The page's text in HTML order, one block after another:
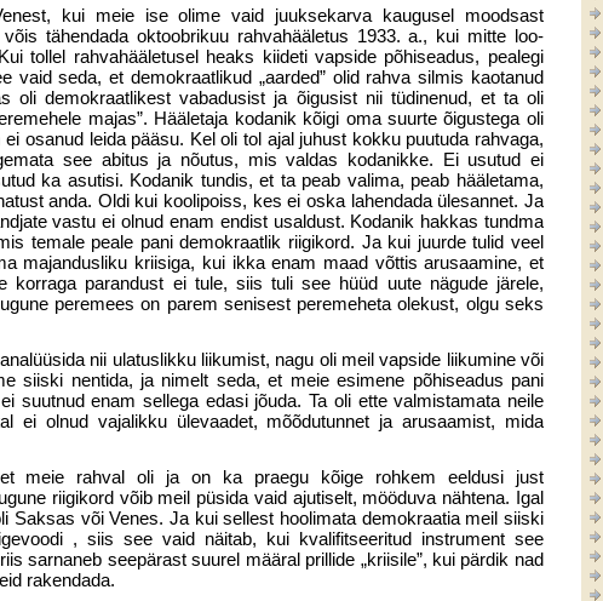
kui meie ise olime vaid juuksekarva kaugusel moodsast
tähendada oktoobrikuu rahvahääletus 1933. a., kui mitte loo­
tollel rahvahääletusel heaks kiideti vapside põhiseadus, pealegi
vaid seda, et demokraatlikud „aarded” olid rahva silmis kaotanud
oli demokraatlikest vabadusist ja õigusist nii tüdinenud, et ta oli
majas”. Hääletaja kodanik kõigi oma suurte õigus­tega oli
osanud leida pääsu. Kel oli tol ajal juhust kokku puutuda rahvaga,
see abitus ja nõutus, mis valdas kodanikke. Ei usutud ei
ka asutisi. Kodanik tundis, et ta peab valima, peab hääletama,
anda. Oldi kui koolipoiss, kes ei oska lahen­dada ülesannet. Ja
vastu ei olnud enam endist usaldust. Kodanik hakkas tundma
temale peale pani demokraatlik riigi­kord. Ja kui juurde tulid veel
majandusliku kriisiga, kui ikka enam maad võttis arusaamine, et
parandust ei tule, siis tuli see hüüd uute nägude järele,
peremees on parem senisest peremeheta olekust, olgu seks
nii ulatuslikku liikumist, nagu oli meil vapside liikumine või
siiski nentida, ja nimelt seda, et meie esimene põhi­seadus pani
suutnud enam sellega edasi jõuda. Ta oli ette valmistamata neile
ei olnud vajalikku ülevaadet, mõõdutunnet ja arusaamist, mida
meie rahval oli ja on ka praegu kõige rohkem eeldusi just
riigikord võib meil püsida vaid ajutiselt, mööduva nähtena. Igal
Saksas või Venes. Ja kui sellest hooli­mata demokraatia meil siiski
, siis see vaid näitab, kui kvalifitseeritud instrument see
sarnaneb seepärast suurel määral prillide „kriisile”, kui pärdik nad
rakendada.